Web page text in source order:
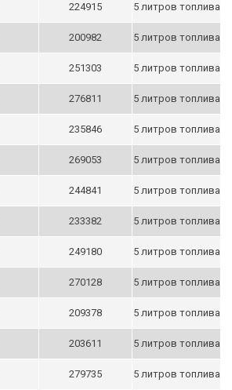
224915 5 литров топлива
200982 5 литров топлива
251303 5 литров топлива
276811 5 литров топлива
235846 5 литров топлива
269053 5 литров топлива
244841 5 литров топлива
233382 5 литров топлива
249180 5 литров топлива
270128 5 литров топлива
209378 5 литров топлива
203611 5 литров топлива
279735 5 литров топлива